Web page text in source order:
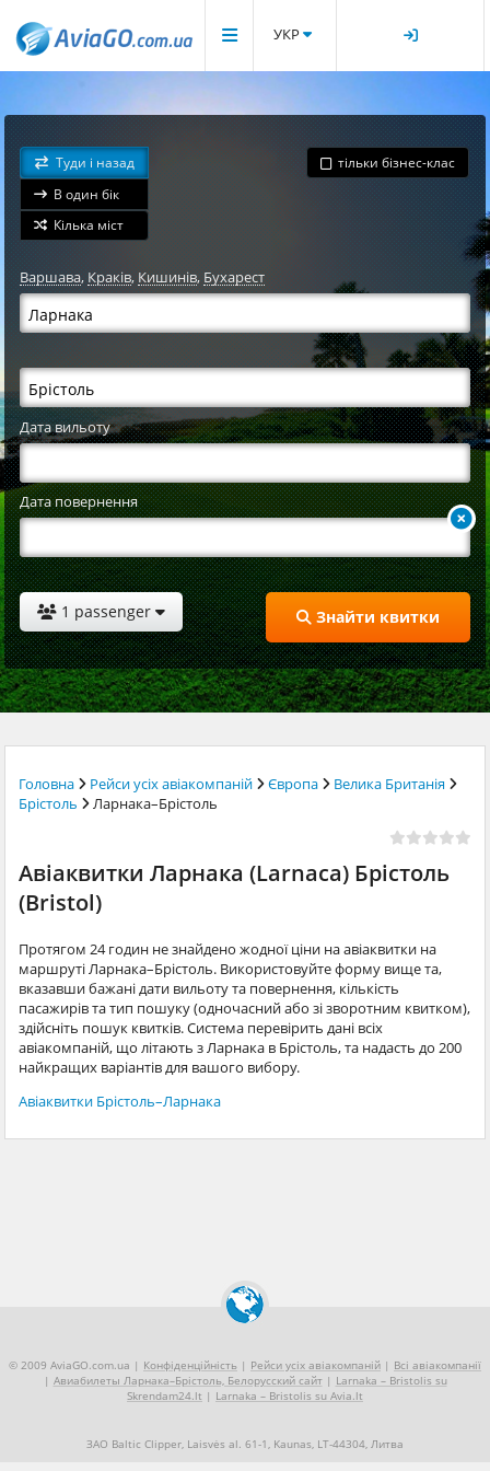
УКР
Туди і назад
В один бік
Кілька міст
тільки бізнес-клас
Варшава, Краків,Кишинів,Бухарест
Дата вильоту
Дата повернення
1 passenger Знайти квитки
Головна Рейси усіх авіакомпаній Європа
Велика Британія
Брістоль
Ларнака–Брістоль
Авіаквитки Ларнака (Larnaca) Брістоль
(Bristol)
Протягом 24 годин не знайдено жодної ціни на авіаквитки на
маршруті Ларнака–Брістоль. Використовуйте форму вище та,
вказавши бажані дати вильоту та повернення, кількість
пасажирів та тип пошуку (одночасний або зі зворотним квитком),
здійсніть пошук квитків. Система перевірить дані всіх
авіакомпаній, що літають з Ларнака в Брістоль, та надасть до 200
найкращих варіантів для вашого вибору.
Авіаквитки Брістоль–Ларнака
© 2009 AviaGO.com.ua | Конфіденційність | Рейси усіх авіакомпаній | Всі авіакомпанії
| Авиабилеты Ларнака–Брістоль, Белорусский сайт| Larnaka – Bristolis su
Skrendam24.lt | Larnaka – Bristolis su Avia.lt
ЗАО Baltic Clipper, Laisvės al. 61-1, Kaunas, LT-44304, Литва